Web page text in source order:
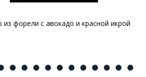
с авокадо и красной икрой